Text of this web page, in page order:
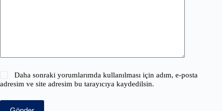
Daha sonraki yorumlarımda kullanılması için adım, e-posta
adresim ve site adresim bu tarayıcıya kaydedilsin.